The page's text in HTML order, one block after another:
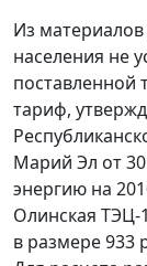
Из материалов
населения не
поставленной
тариф,
Марий Эл от
энергию на
Олинская ТЭЦ-
в размере 933